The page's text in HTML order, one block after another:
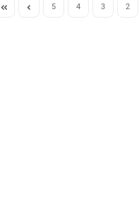
2
3
4
5